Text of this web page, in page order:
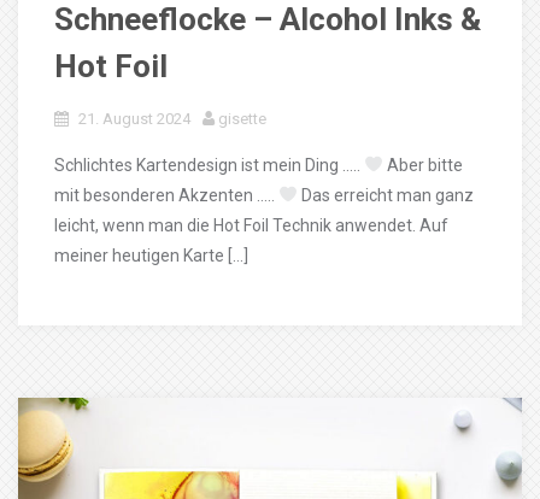
Schneeflocke – Alcohol Inks &
Hot Foil
21. August 2024 gisette
Schlichtes Kartendesign ist mein Ding …..
Aber bitte
mit besonderen Akzenten …..
Das erreicht man ganz
leicht, wenn man die Hot Foil Technik anwendet. Auf
meiner heutigen Karte […]